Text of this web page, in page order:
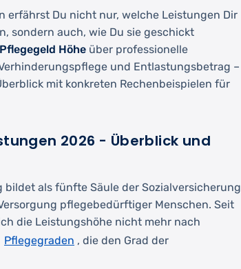
erfährst Du nicht nur, welche Leistungen Dir
sondern auch, wie Du sie geschickt
Pflegegeld Höhe über professionelle
und Entlastungsbetrag –
mit konkreten Rechenbeispielen für
2026 - Überblick und
als fünfte Säule der Sozialversicherung
pflegebedürftiger Menschen. Seit
die Leistungshöhe nicht mehr nach
Pflegegraden , die den Grad der